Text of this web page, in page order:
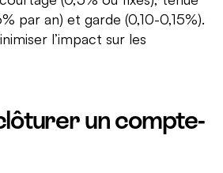
par an) et garde (0,10-0,15%).
l’impact sur les
un compte-